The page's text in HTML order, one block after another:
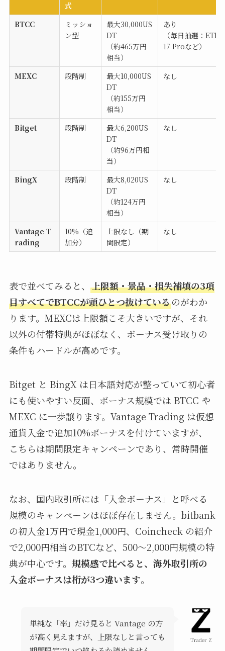
式
BTCC
ミッショ
ン型
最大30,000US
DT
（約465万円
相当）
あり
（毎日抽選：
17 Proなど）
MEXC 段階制
最大10,000US
DT
（約155万円
相当）
なし
Bitget 段階制
最大6,200US
DT
（約96万円相
当）
なし
BingX 段階制
最大8,020US
DT
（約124万円
相当）
なし
Vantage T
rading
10%（追
加分）
上限なし（期
間限定）
なし
表で並べてみると、 上限額・景品・損失補填の3項
目すべてでBTCCが頭ひとつ抜けているのがわか
ります。MEXCは上限額こそ大きいですが、それ
以外の付帯特典がほぼなく、ボーナス受け取りの
条件もハードルが高めです。
Bitget と BingX は日本語対応が整っていて初心者
にも使いやすい反面、ボーナス規模では BTCC や
MEXC に一歩譲ります。Vantage Trading は仮想
通貨入金で追加10%ボーナスを付けていますが、
こちらは期間限定キャンペーンであり、常時開催
ではありません。
なお、国内取引所には「入金ボーナス」と呼べる
規模のキャンペーンはほぼ存在しません。bitbank
の初入金1万円で現金1,000円、Coincheck の紹介
で2,000円相当のBTCなど、500〜2,000円規模の特
典が中心です。 規模感で比べると、海外取引所の
入金ボーナスは桁が3つ違います。
Trader Z
単純な「率」だけ見ると Vantage の方
が高く見えますが、上限なしと言っても